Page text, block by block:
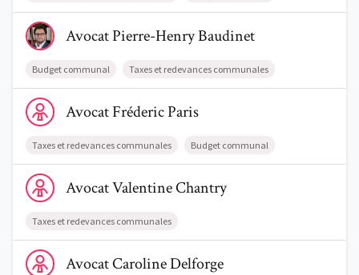
Voir le profil de AvocatPierre-Henry Baudinet
AvocatPierre-HenryBaudinet
Budget communal Taxes et redevances communales
Voir le profil de AvocatFréderic Paris
AvocatFrédericParis
Taxes et redevances communales Budget communal
Voir le profil de AvocatValentine Chantry
AvocatValentineChantry
Taxes et redevances communales
Voir le profil de AvocatCaroline Delforge
AvocatCarolineDelforge